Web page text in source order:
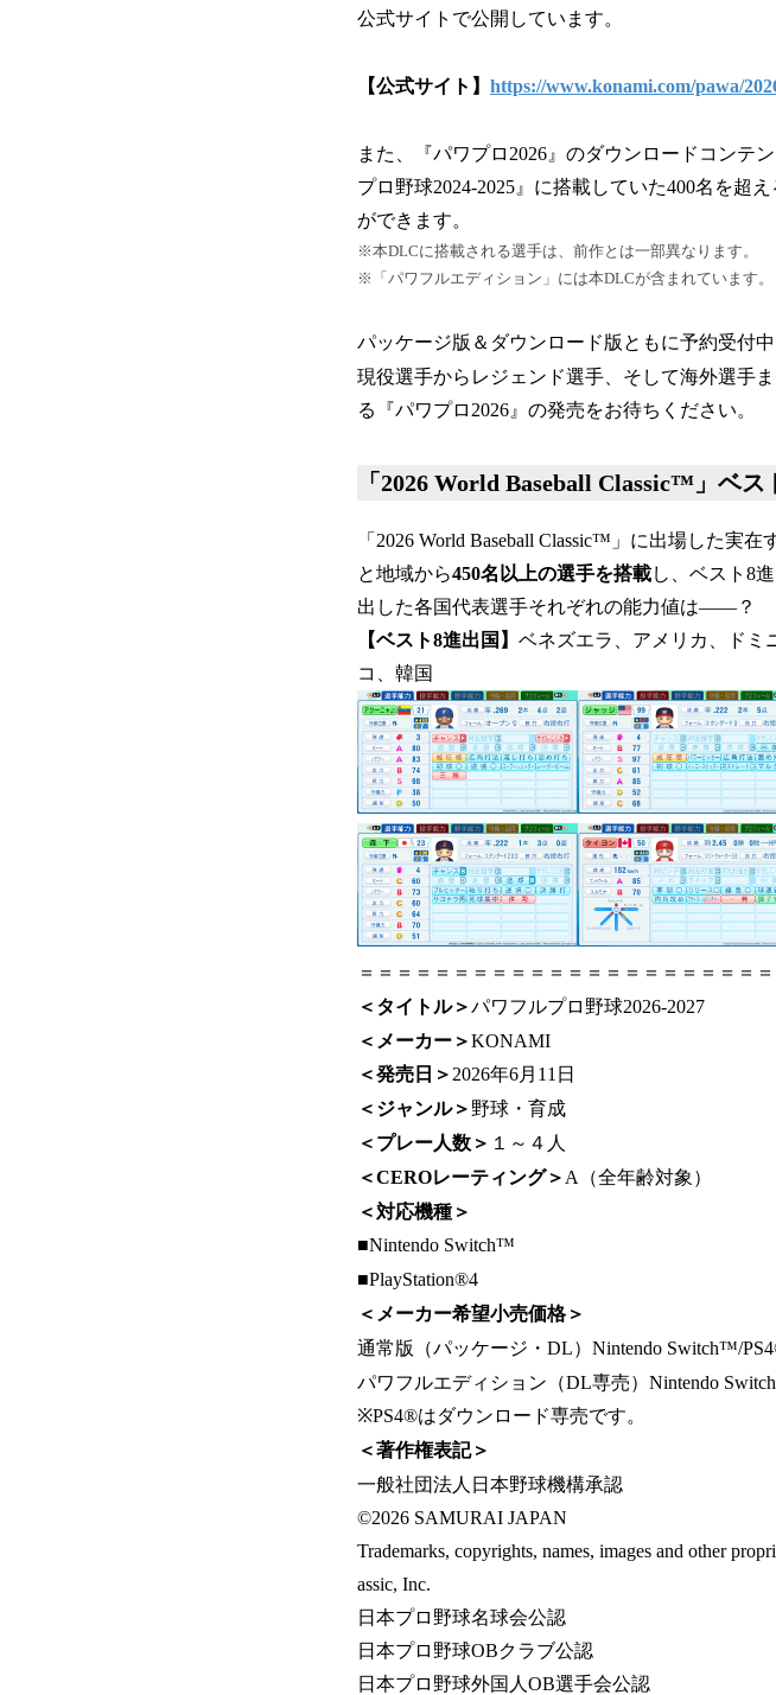
公式サイトで公開しています。
【公式サイト】 https://www.konami.com/pawa/
また、『パワプロ2026』のダウンロードコンテ
プロ野球2024-2025』に搭載していた400名を超
ができます。
※本DLCに搭載される選手は、前作とは一部異なります。
※「パワフルエディション」には本DLCが含まれています。
パッケージ版＆ダウンロード版ともに予約受付中
現役選手からレジェンド選手、そして海外選手
る『パワプロ2026』の発売をお待ちください。
「2026 World Baseball Classic™」ベ
「2026 World Baseball Classic™」に出場した実
と地域から450名以上の選手を搭載し、ベスト8
出した各国代表選手それぞれの能力値は――？
【ベスト8進出国】 ベネズエラ、アメリカ、ドミ
コ、韓国
＝＝＝＝＝＝＝＝＝＝＝＝＝＝＝＝＝＝＝＝＝
＜タイトル＞パワフルプロ野球2026-2027
＜メーカー＞KONAMI
＜発売日＞ 2026年6月11日
＜ジャンル＞ 野球・育成
＜プレー人数＞ １～４人
＜CEROレーティング＞ A（全年齢対象）
＜対応機種＞
■Nintendo Switch™
■PlayStation®4
＜メーカー希望小売価格＞
通常版（パッケージ・DL）Nintendo Switch™/
パワフルエディション（DL専売）Nintendo
※PS4®はダウンロード専売です。
＜著作権表記＞
一般社団法人日本野球機構承認
©2026 SAMURAI JAPAN
Trademarks, copyrights, names, images and other
assic, Inc.
日本プロ野球名球会公認
日本プロ野球OBクラブ公認
日本プロ野球外国人OB選手会公認